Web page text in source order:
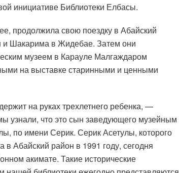
инициативе Библиотеки Елбасы.
продолжила свою поездку в Абайский
и Шакарима в Жидебае. Затем они
музеем в Карауле Малгаждаром
на выставке старинными и ценными
на руках трехлетнего ребенка, —
узнали, что это сын заведующего музейным
по имени Серик. Серик Асетулы, которого
Абайский район в 1991 году, сегодня
акимате. Такие исторические